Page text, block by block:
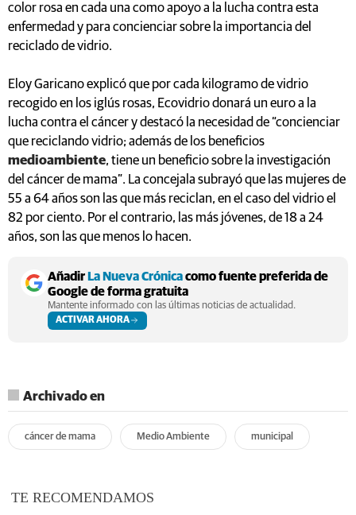
color rosa en cada una como apoyo a la lucha contra esta
enfermedad y para concienciar sobre la importancia del
reciclado de vidrio.
Eloy Garicano explicó que por cada kilogramo de vidrio
recogido en los iglús rosas, Ecovidrio donará un euro a la
lucha contra el cáncer y destacó la necesidad de “concienciar
que reciclando vidrio; además de los beneficios
medioambiente, tiene un beneficio sobre la investigación
del cáncer de mama”. La concejala subrayó que las mujeres de
55 a 64 años son las que más reciclan, en el caso del vidrio el
82 por ciento. Por el contrario, las más jóvenes, de 18 a 24
años, son las que menos lo hacen.
AñadirLa Nueva Crónicacomo fuente preferida de
Google de forma gratuita
Mantente informado con las últimas noticias de actualidad.
ACTIVAR AHORA
Archivado en
cáncer de mama Medio Ambiente municipal
TE RECOMENDAMOS